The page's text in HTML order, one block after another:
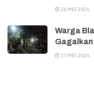
26 MEI 2026
Warga
Gagalkan
17 MEI 2026